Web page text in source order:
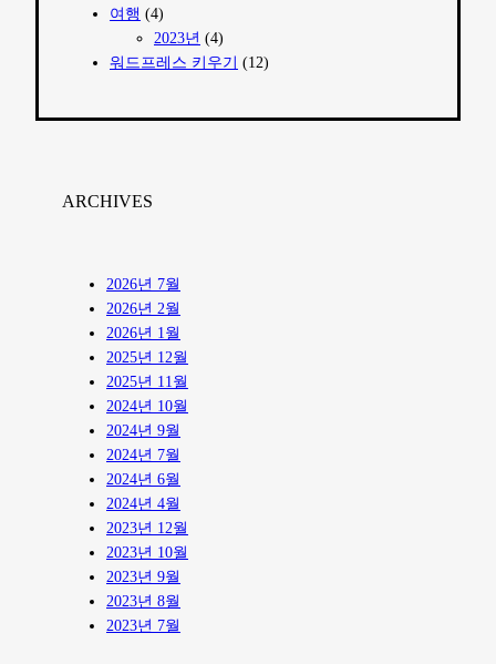
여행 (4)
2023년 (4)
워드프레스 키우기 (12)
ARCHIVES
2026년 7월
2026년 2월
2026년 1월
2025년 12월
2025년 11월
2024년 10월
2024년 9월
2024년 7월
2024년 6월
2024년 4월
2023년 12월
2023년 10월
2023년 9월
2023년 8월
2023년 7월